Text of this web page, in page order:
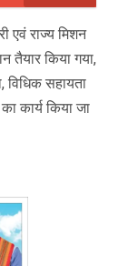
एवं राज्य मिशन
तैयार किया गया,
विधिक सहायता
कार्य किया जा